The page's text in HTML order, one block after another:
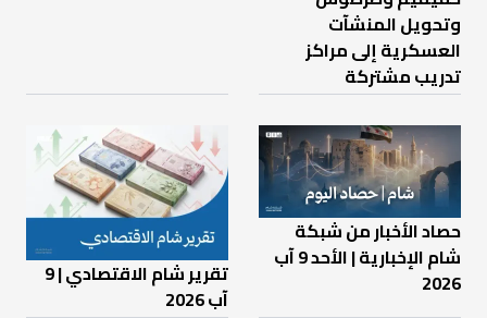
وتحويل المنشآت
العسكرية إلى مراكز
تدريب مشتركة
حصاد الأخبار من شبكة
شام الإخبارية | الأحد 9 آب
2026
تقرير شام الاقتصادي | 9
آب 2026